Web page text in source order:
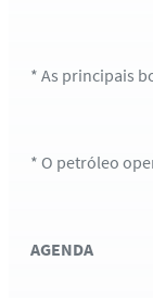
* As principais
* O petróleo
AGENDA